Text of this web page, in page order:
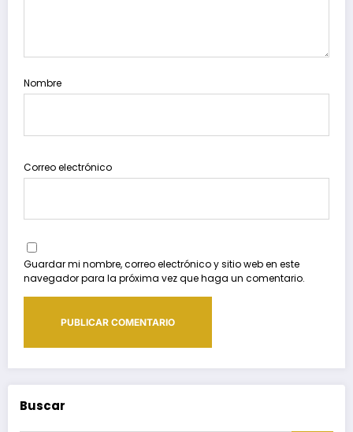
Nombre
Correo electrónico
Guardar mi nombre, correo electrónico y sitio web en este
navegador para la próxima vez que haga un comentario.
Buscar